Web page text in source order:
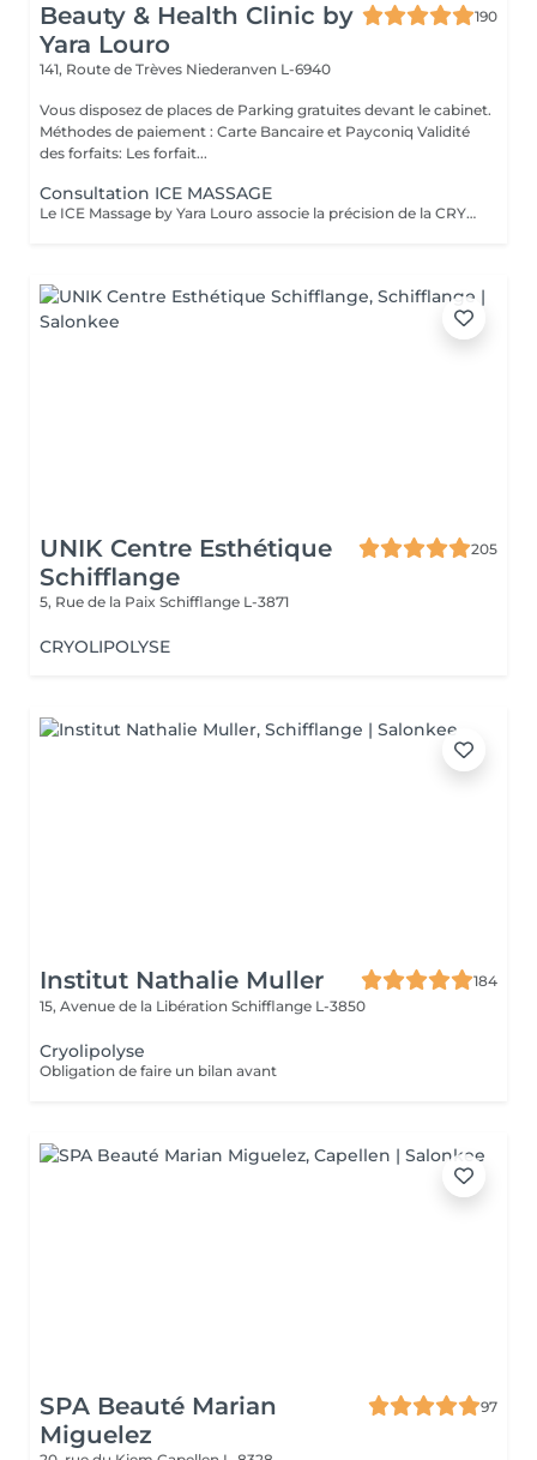
Beauty & Health Clinic by
Yara Louro
190
141, Route de Trèves Niederanven L-6940
Vous disposez de places de Parking gratuites devant le cabinet.
Méthodes de paiement : Carte Bancaire et Payconiq Validité
des forfaits: Les forfait...
Consultation ICE MASSAGE
Le ICE Massage by Yara Louro associe la précision de la CRYOLIPOLYSE à des techniques de massage expertes pour cibler les amas graisseux localisés, redéfinir harmonieusement les contours de la silhouette et révéler une peau plus lisse, plus tonique et sublimée. Afin d'offrir une expérience parfaitement adaptée à vos objectifs, une consultation initiale est recommandée. Lors de cette rencontre personnalisée, nous : analyserons avec précision les zones concernées élaborerons un protocole sur mesure, pensé selon vos besoins et vos attentes vous présenterons le déroulement de votre parcours ainsi que les résultats attendus établirons une proposition personnalisée pour la continuité de votre accompagnement
UNIK Centre Esthétique
Schifflange
205
5, Rue de la Paix Schifflange L-3871
CRYOLIPOLYSE
Institut Nathalie Muller
184
15, Avenue de la Libération Schifflange L-3850
Cryolipolyse
Obligation de faire un bilan avant
SPA Beauté Marian
Miguelez
97